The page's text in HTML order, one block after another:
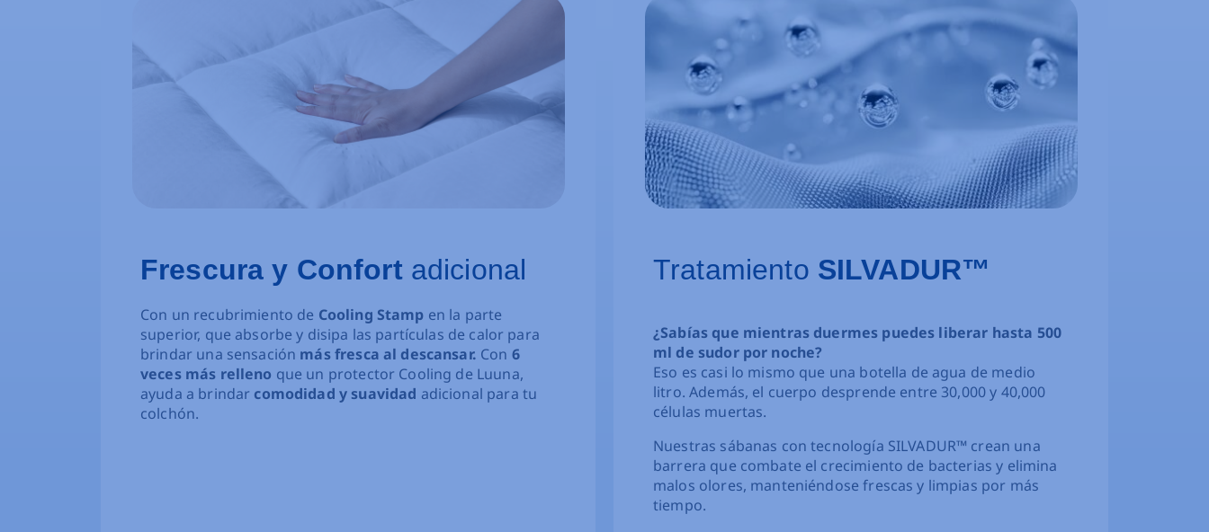
Frescura y Confort adicional
Con un recubrimiento de Cooling Stamp en la parte
superior, que absorbe y disipa las partículas de calor para
brindar una sensación más fresca al descansar. Con 6
veces más relleno que un protector Cooling de Luuna,
ayuda a brindar comodidad y suavidad adicional para tu
colchón.
Tratamiento SILVADUR™
¿Sabías que mientras duermes puedes liberar hasta 500
ml de sudor por noche?
Eso es casi lo mismo que una botella de agua de medio
litro. Además, el cuerpo desprende entre 30,000 y 40,000
células muertas.
Nuestras sábanas con tecnología SILVADUR™ crean una
barrera que combate el crecimiento de bacterias y elimina
malos olores, manteniéndose frescas y limpias por más
tiempo.